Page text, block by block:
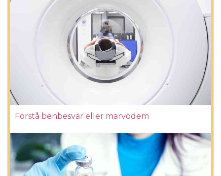
Förstå benbesvär eller marvödem